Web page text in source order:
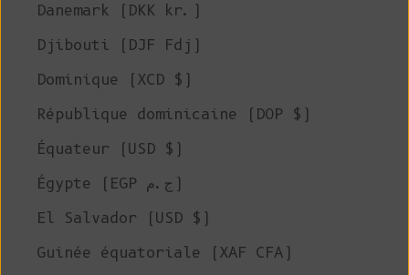
Danemark (DKK kr.)
Djibouti (DJF Fdj)
Dominique (XCD $)
République dominicaine (DOP $)
Équateur (USD $)
Égypte (EGP ج.م)
El Salvador (USD $)
Guinée équatoriale (XAF CFA)